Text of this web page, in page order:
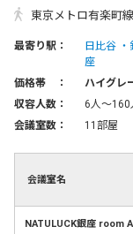
東京メトロ有楽町
最寄り駅： 日比谷
座
価格帯 ：
ハイグレ
収容人数：
6人〜160
会議室数：
11部屋
会議室名
NATULUCK銀座 room A